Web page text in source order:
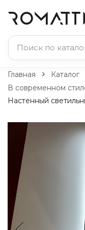
Каталог
Свет и
Подвесные
Люстры
Потолочные
Бра и настенные
Настольные лампы
Торшеры
Технический свет
Уличное освещение
Комплектующие
Главная Каталог
В современном
Настенный